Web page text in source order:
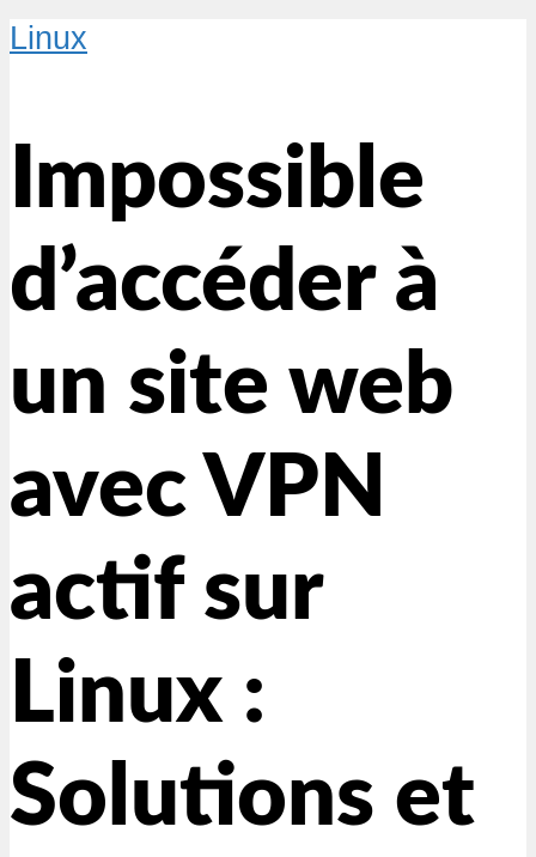
Linux
Impossible
d’accéder à
un site web
avec VPN
actif sur
Linux :
Solutions et